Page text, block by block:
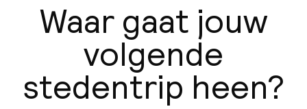
Waar gaat jouw
volgende
stedentrip heen?